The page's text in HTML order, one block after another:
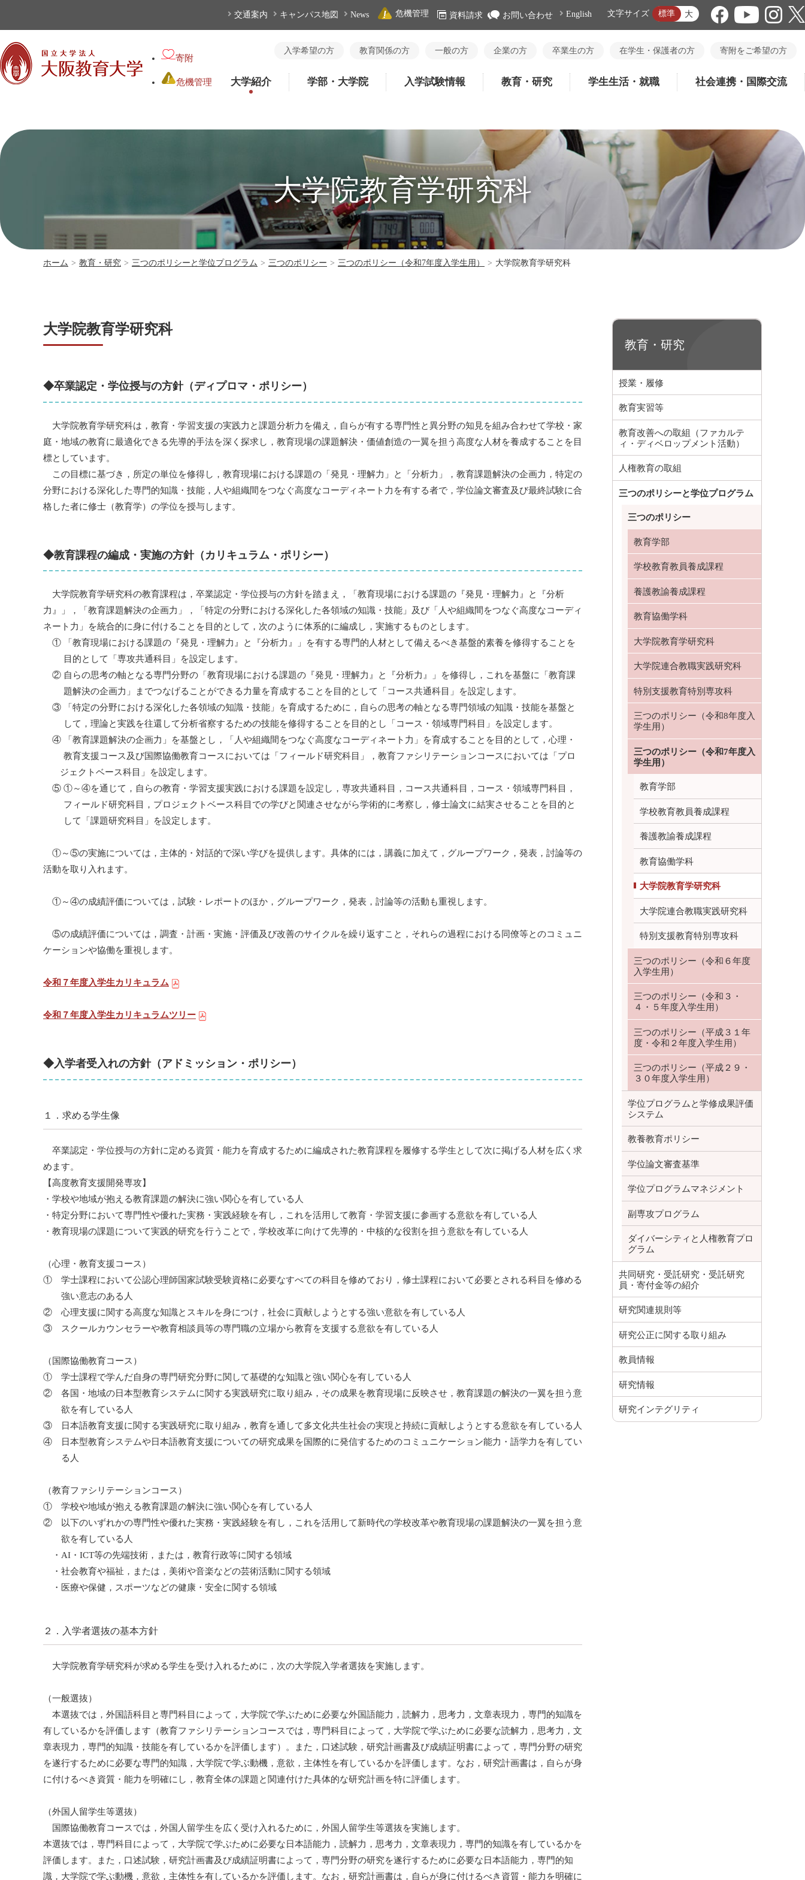
寄附
危機管理
交通案内 キャンパス地図 News 危機管理 資料請求 お問い合わせ English 文字サイズ 標準 大
入学希望の方 教育関係の方 一般の方 企業の方 卒業生の方 在学生・保護者の方 寄附をご希望の方
大学紹介 学部・大学院 入学試験情報 教育・研究 学生生活・就職 社会連携・国際交流
大学院教育学研究科
ホーム > 教育・研究 > 三つのポリシーと学位プログラム > 三つのポリシー > 三つのポリシー（令和7年度入学生用） > 大学院教育学研究科
大学院教育学研究科
◆卒業認定・学位授与の方針（ディプロマ・ポリシー）
大学院教育学研究科は，教育・学習支援の実践力と課題分析力を備え，自らが有する専門性と異分野の知見を組み合わせて学校・家
庭・地域の教育に最適化できる先導的手法を深く探求し，教育現場の課題解決・価値創造の一翼を担う高度な人材を養成することを目
標としています。
この目標に基づき，所定の単位を修得し，教育現場における課題の「発見・理解力」と「分析力」，教育課題解決の企画力，特定の
分野における深化した専門的知識・技能，人や組織間をつなぐ高度なコーディネート力を有する者で，学位論文審査及び最終試験に合
格した者に修士（教育学）の学位を授与します。
◆教育課程の編成・実施の方針（カリキュラム・ポリシー）
大学院教育学研究科の教育課程は，卒業認定・学位授与の方針を踏まえ，「教育現場における課題の『発見・理解力』と『分析
力』」，「教育課題解決の企画力」，「特定の分野における深化した各領域の知識・技能」及び「人や組織間をつなぐ高度なコーディ
ネート力」を統合的に身に付けることを目的として，次のように体系的に編成し，実施するものとします。
① 「教育現場における課題の『発見・理解力』と『分析力』」を有する専門的人材として備えるべき基盤的素養を修得することを
目的として「専攻共通科目」を設定します。
② 自らの思考の軸となる専門分野の「教育現場における課題の『発見・理解力』と『分析力』」を修得し，これを基盤に「教育課
題解決の企画力」までつなげることができる力量を育成することを目的として「コース共通科目」を設定します。
③ 「特定の分野における深化した各領域の知識・技能」を育成するために，自らの思考の軸となる専門領域の知識・技能を基盤と
して，理論と実践を往還して分析省察するための技能を修得することを目的とし「コース・領域専門科目」を設定します。
④ 「教育課題解決の企画力」を基盤とし，「人や組織間をつなぐ高度なコーディネート力」を育成することを目的として，心理・
教育支援コース及び国際協働教育コースにおいては「フィールド研究科目」，教育ファシリテーションコースにおいては「プロ
ジェクトベース科目」を設定します。
⑤ ①～④を通じて，自らの教育・学習支援実践における課題を設定し，専攻共通科目，コース共通科目，コース・領域専門科目，
フィールド研究科目，プロジェクトベース科目での学びと関連させながら学術的に考察し，修士論文に結実させることを目的と
して「課題研究科目」を設定します。
①～⑤の実施については，主体的・対話的で深い学びを提供します。具体的には，講義に加えて，グループワーク，発表，討論等の
活動を取り入れます。
①～④の成績評価については，試験・レポートのほか，グループワーク，発表，討論等の活動も重視します。
⑤の成績評価については，調査・計画・実施・評価及び改善のサイクルを繰り返すこと，それらの過程における同僚等とのコミュニ
ケーションや協働を重視します。
令和７年度入学生カリキュラム
令和７年度入学生カリキュラムツリー
◆入学者受入れの方針（アドミッション・ポリシー）
１．求める学生像
卒業認定・学位授与の方針に定める資質・能力を育成するために編成された教育課程を履修する学生として次に掲げる人材を広く求
めます。
【高度教育支援開発専攻】
・学校や地域が抱える教育課題の解決に強い関心を有している人
・特定分野において専門性や優れた実務・実践経験を有し，これを活用して教育・学習支援に参画する意欲を有している人
・教育現場の課題について実践的研究を行うことで，学校改革に向けて先導的・中核的な役割を担う意欲を有している人
（心理・教育支援コース）
① 学士課程において公認心理師国家試験受験資格に必要なすべての科目を修めており，修士課程において必要とされる科目を修める
強い意志のある人
② 心理支援に関する高度な知識とスキルを身につけ，社会に貢献しようとする強い意欲を有している人
③ スクールカウンセラーや教育相談員等の専門職の立場から教育を支援する意欲を有している人
（国際協働教育コース）
① 学士課程で学んだ自身の専門研究分野に関して基礎的な知識と強い関心を有している人
② 各国・地域の日本型教育システムに関する実践研究に取り組み，その成果を教育現場に反映させ，教育課題の解決の一翼を担う意
欲を有している人
③ 日本語教育支援に関する実践研究に取り組み，教育を通して多文化共生社会の実現と持続に貢献しようとする意欲を有している人
④ 日本型教育システムや日本語教育支援についての研究成果を国際的に発信するためのコミュニケーション能力・語学力を有してい
る人
（教育ファシリテーションコース）
① 学校や地域が抱える教育課題の解決に強い関心を有している人
② 以下のいずれかの専門性や優れた実務・実践経験を有し，これを活用して新時代の学校改革や教育現場の課題解決の一翼を担う意
欲を有している人
・AI・ICT等の先端技術，または，教育行政等に関する領域
・社会教育や福祉，または，美術や音楽などの芸術活動に関する領域
・医療や保健，スポーツなどの健康・安全に関する領域
２．入学者選抜の基本方針
大学院教育学研究科が求める学生を受け入れるために，次の大学院入学者選抜を実施します。
（一般選抜）
本選抜では，外国語科目と専門科目によって，大学院で学ぶために必要な外国語能力，読解力，思考力，文章表現力，専門的知識を
有しているかを評価します（教育ファシリテーションコースでは，専門科目によって，大学院で学ぶために必要な読解力，思考力，文
章表現力，専門的知識・技能を有しているかを評価します）。また，口述試験，研究計画書及び成績証明書によって，専門分野の研究
を遂行するために必要な専門的知識，大学院で学ぶ動機，意欲，主体性を有しているかを評価します。なお，研究計画書は，自らが身
に付けるべき資質・能力を明確にし，教育全体の課題と関連付けた具体的な研究計画を特に評価します。
（外国人留学生等選抜）
国際協働教育コースでは，外国人留学生を広く受け入れるために，外国人留学生等選抜を実施します。
本選抜では，専門科目によって，大学院で学ぶために必要な日本語能力，読解力，思考力，文章表現力，専門的知識を有しているかを
評価します。また，口述試験，研究計画書及び成績証明書によって，専門分野の研究を遂行するために必要な日本語能力，専門的知
識，大学院で学ぶ動機，意欲，主体性を有しているかを評価します。なお，研究計画書は，自らが身に付けるべき資質・能力を明確に
教育・研究
授業・履修
教育実習等
教育改善への取組（ファカルテ
ィ・ディベロップメント活動）
人権教育の取組
三つのポリシーと学位プログラム
三つのポリシー
教育学部
学校教育教員養成課程
養護教諭養成課程
教育協働学科
大学院教育学研究科
大学院連合教職実践研究科
特別支援教育特別専攻科
三つのポリシー（令和8年度入
学生用）
三つのポリシー（令和7年度入
学生用）
教育学部
学校教育教員養成課程
養護教諭養成課程
教育協働学科
大学院教育学研究科
大学院連合教職実践研究科
特別支援教育特別専攻科
三つのポリシー（令和６年度
入学生用）
三つのポリシー（令和３・
４・５年度入学生用）
三つのポリシー（平成３１年
度・令和２年度入学生用）
三つのポリシー（平成２９・
３０年度入学生用）
学位プログラムと学修成果評価
システム
教養教育ポリシー
学位論文審査基準
学位プログラムマネジメント
副専攻プログラム
ダイバーシティと人権教育プロ
グラム
共同研究・受託研究・受託研究
員・寄付金等の紹介
研究関連規則等
研究公正に関する取り組み
教員情報
研究情報
研究インテグリティ